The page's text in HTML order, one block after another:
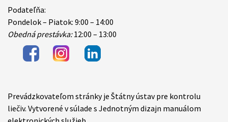
Podateľňa:
Pondelok – Piatok: 9:00 – 14:00
Obedná prestávka:12:00 – 13:00
Items
Prevádzkovateľom stránky je Štátny ústav pre kontrolu
liečiv. Vytvorené v súlade s Jednotným dizajn manuálom